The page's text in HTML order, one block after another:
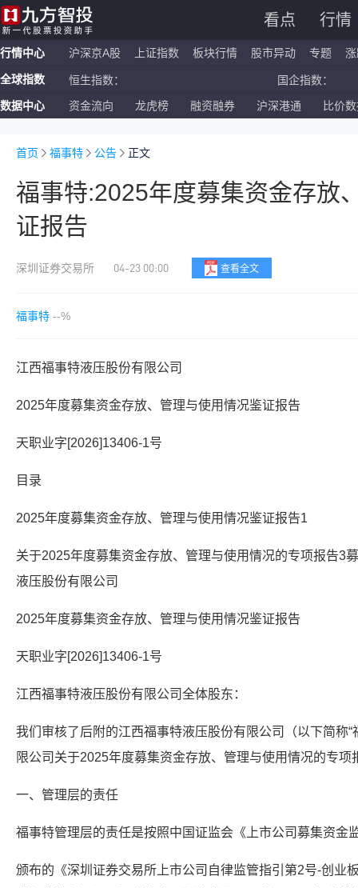
看点 行情
行情中心 沪深京A股 上证指数 板块行情 股市异动 专题
全球指数 恒生指数： 国企指数：
纳斯达克ETF： 标普500ETF：
数据中心 资金流向 龙虎榜 融资融券 沪深港通 比价
首页 福事特 公告 正文
福事特:2025年度募集资金存放
证报告
深圳证券交易所 04-23 00:00 查看全文
福事特 --%
江西福事特液压股份有限公司
2025年度募集资金存放、管理与使用情况鉴证报告
天职业字[2026]13406-1号
目录
2025年度募集资金存放、管理与使用情况鉴证报告1
关于2025年度募集资金存放、管理与使用情况的专项报告3
液压股份有限公司
2025年度募集资金存放、管理与使用情况鉴证报告
天职业字[2026]13406-1号
江西福事特液压股份有限公司全体股东：
我们审核了后附的江西福事特液压股份有限公司（以下简称
限公司关于2025年度募集资金存放、管理与使用情况的专项
一、管理层的责任
福事特管理层的责任是按照中国证监会《上市公司募集资金
颁布的《深圳证券交易所上市公司自律监管指引第2号-创业